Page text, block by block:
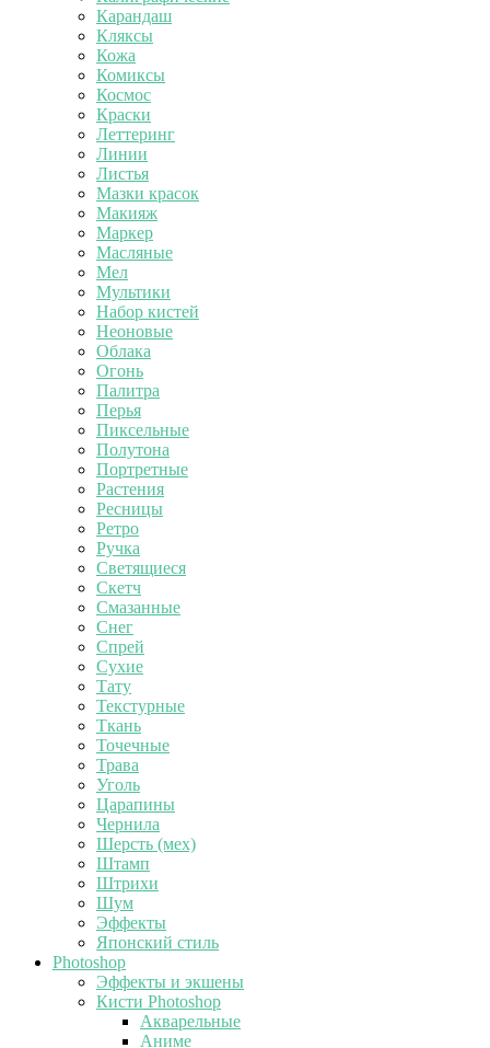
Карандаш
Кляксы
Кожа
Комиксы
Космос
Краски
Леттеринг
Линии
Листья
Мазки красок
Макияж
Маркер
Масляные
Мел
Мультики
Набор кистей
Неоновые
Облака
Огонь
Палитра
Перья
Пиксельные
Полутона
Портретные
Растения
Ресницы
Ретро
Ручка
Светящиеся
Скетч
Смазанные
Снег
Спрей
Сухие
Тату
Текстурные
Ткань
Точечные
Трава
Уголь
Царапины
Чернила
Шерсть (мех)
Штамп
Штрихи
Шум
Эффекты
Японский стиль
Photoshop
Эффекты и экшены
Кисти Photoshop
Акварельные
Аниме